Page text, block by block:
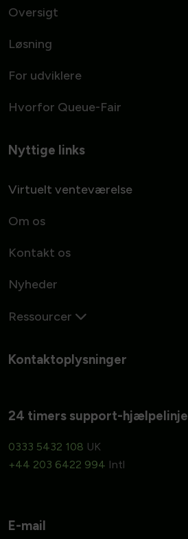
Oversigt
Løsning
For udviklere
Hvorfor Queue-Fair
Nyttige links
Virtuelt venteværelse
Om os
Kontakt os
Nyheder
Ressourcer
Kontaktoplysninger
24 timers support-hjælpelinje
0333 5432 108 UK
+44 203 6422 994 Intl
E-mail